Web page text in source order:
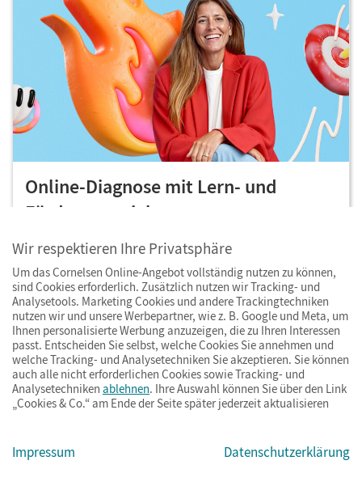
Online-Diagnose mit Lern- und
Fördermaterial
MitDiagnose und Fördernüberblicken Sie den
Lernstand Ihrer Klasse und schließen Lernlücken
durch individuell zugewiesene Lern- und
Fördermaterialien – sofortiges Feedback
inklusive. Sie eröffnen Ihren Schülerinnen und
Schülern eigene Lernwege u.a. mit Erklärvideos
und interaktiven Aufgaben.
Wir respektieren Ihre Privatsphäre
Um das Cornelsen Online-Angebot vollständig nutzen zu können,
sind Cookies erforderlich. Zusätzlich nutzen wir Tracking- und
Analysetools. Marketing Cookies und andere Trackingtechniken
nutzen wir und unsere Werbepartner, wie z. B. Google und Meta, um
Ihnen personalisierte Werbung anzuzeigen, die zu Ihren Interessen
passt. Entscheiden Sie selbst, welche Cookies Sie annehmen und
welche Tracking- und Analysetechniken Sie akzeptieren. Sie können
auch alle nicht erforderlichen Cookies sowie Tracking- und
Analysetechniken ablehnen. Ihre Auswahl können Sie über den Link
„Cookies & Co.“ am Ende der Seite später jederzeit aktualisieren
Impressum Datenschutzerklärung